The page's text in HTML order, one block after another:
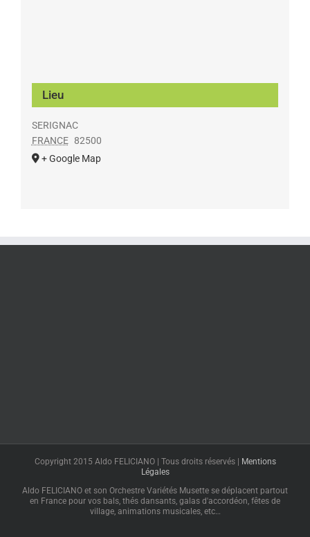
Lieu
SERIGNAC
FRANCE 82500
+ Google Map
Copyright 2015 Aldo FELICIANO | Tous droits réservés |
Mentions
Légales
Aldo FELICIANO et son Orchestre Variétés Musette se déplacent partout
en France pour vos bals, thés dansants, galas d'accordéon, fêtes de
village, animations musicales, etc…